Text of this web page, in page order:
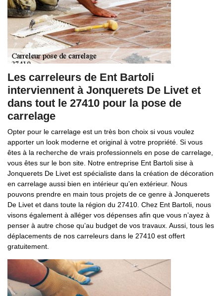
Les carreleurs de Ent Bartoli
interviennent à Jonquerets De Livet et
dans tout le 27410 pour la pose de
carrelage
Opter pour le carrelage est un très bon choix si vous voulez
apporter un look moderne et original à votre propriété. Si vous
êtes à la recherche de vrais professionnels en pose de carrelage,
vous êtes sur le bon site. Notre entreprise Ent Bartoli sise à
Jonquerets De Livet est spécialiste dans la création de décoration
en carrelage aussi bien en intérieur qu’en extérieur. Nous
pouvons prendre en main tous projets de ce genre à Jonquerets
De Livet et dans toute la région du 27410. Chez Ent Bartoli, nous
visons également à alléger vos dépenses afin que vous n’ayez à
penser à autre chose qu’au budget de vos travaux. Aussi, tous les
déplacements de nos carreleurs dans le 27410 est offert
gratuitement.